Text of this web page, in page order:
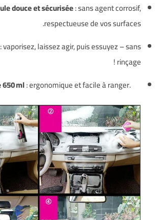
douce et sécurisée: sans agent corrosif,
respectueuse de vos surfaces.
laissez agir, puis essuyez – sans
rinçage !
ml: ergonomique et facile à ranger.